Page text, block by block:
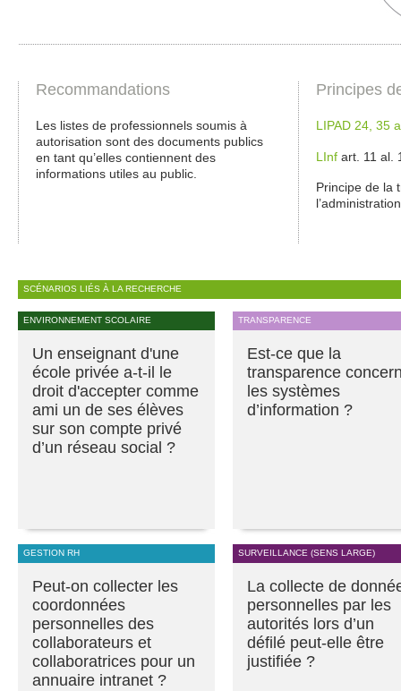
Recommandations
Les listes de professionnels soumis à
autorisation sont des documents publics
en tant qu’elles contiennent des
informations utiles au public.
Principes
LIPAD 24, 35
LInf art. 11 al.
Principe de la
SCÉNARIOS LIÉS À LA RECHERCHE
ENVIRONNEMENT SCOLAIRE
Un enseignant d'une
école privée a-t-il le
droit d'accepter comme
ami un de ses élèves
sur son compte privé
d’un réseau social ?
TRANSPARENCE
Est-ce que la
transparence
les systèmes
d’information ?
GESTION RH
Peut-on collecter les
coordonnées
personnelles des
collaborateurs et
collaboratrices pour un
annuaire intranet ?
SURVEILLANCE (SENS LARGE)
La collecte de
personnelles par les
autorités lors d’un
défilé peut-elle être
justifiée ?